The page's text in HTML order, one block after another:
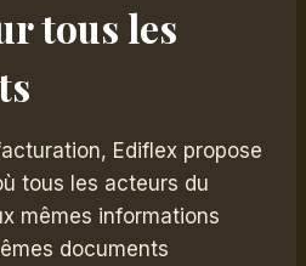
tous les
Ediflex propose
tous les acteurs du
mêmes informations
documents